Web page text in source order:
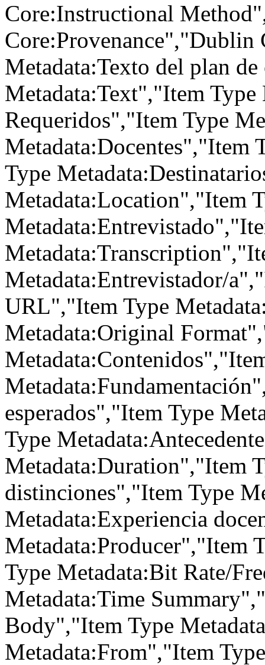
Core:Instructional
Metadata:Texto del plan
Metadata:Text","Item Type
Requeridos","Item Type
Metadata:Docentes","Item
Type
Metadata:Location","Item
Metadata:Entrevistador/
URL","Item Type
Metadata:Original
esperados","Item Type
Type
Metadata:Duration","Item
distinciones","Item Type
Metadata:Experiencia
Metadata:Producer","Item
Type Metadata:Bit Rate/
Metadata:Time
Body","Item Type
Metadata:From","Item